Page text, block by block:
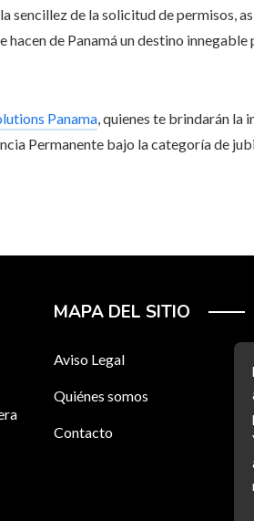
sencillez de la solicitud de permisos,
de Panamá un destino innegable
Panama, quienes te brindarán la
Permanente bajo la categoría de
MAPA DEL SITIO
Aviso Legal
Quiénes somos
Contacto